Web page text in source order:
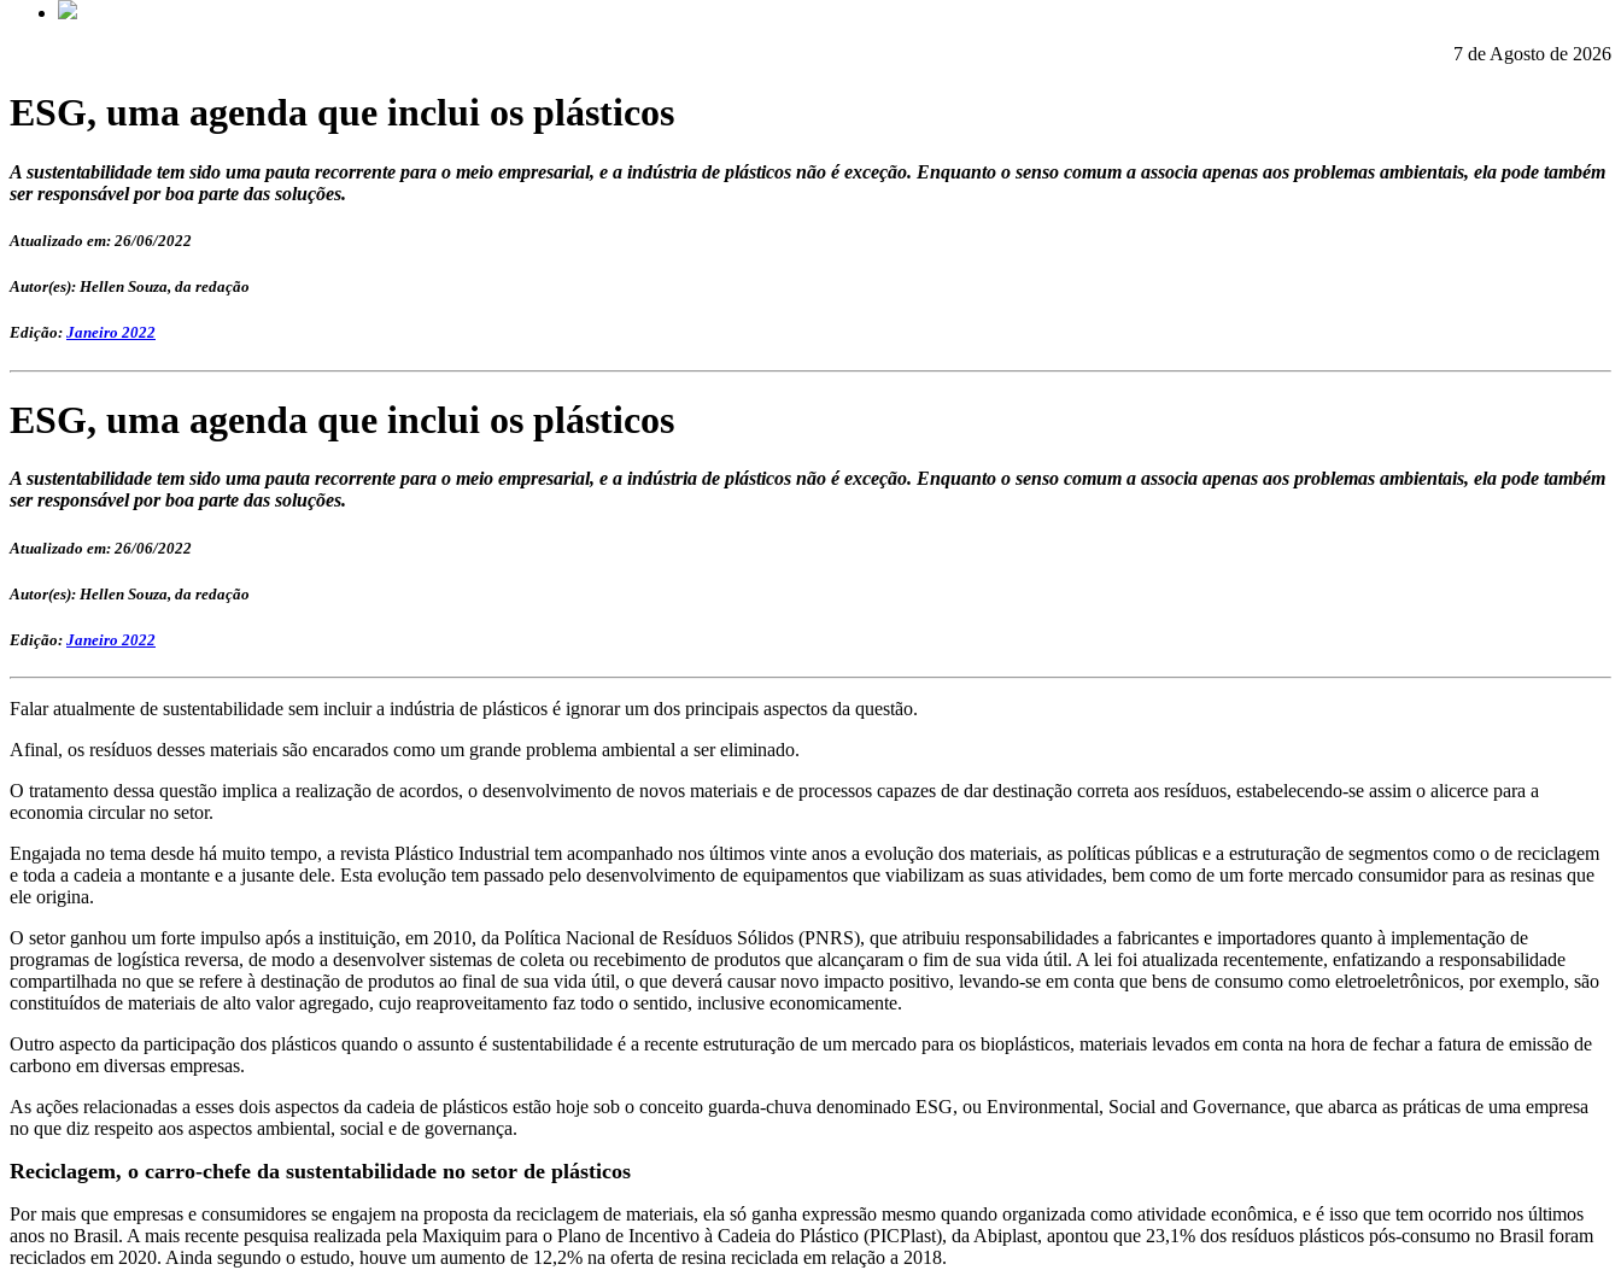
7 de Agosto de 2026
ESG, uma agenda que inclui os plásticos
A sustentabilidade tem sido uma pauta recorrente para o meio empresarial, e a indústria de plásticos não é exceção. Enquanto o senso comum a associa apenas aos problemas ambientais, ela pode também
ser responsável por boa parte das soluções.
Atualizado em: 26/06/2022
Autor(es): Hellen Souza, da redação
Edição: Janeiro 2022
ESG, uma agenda que inclui os plásticos
A sustentabilidade tem sido uma pauta recorrente para o meio empresarial, e a indústria de plásticos não é exceção. Enquanto o senso comum a associa apenas aos problemas ambientais, ela pode também
ser responsável por boa parte das soluções.
Atualizado em: 26/06/2022
Autor(es): Hellen Souza, da redação
Edição: Janeiro 2022
Falar atualmente de sustentabilidade sem incluir a indústria de plásticos é ignorar um dos principais aspectos da questão.
Afinal, os resíduos desses materiais são encarados como um grande problema ambiental a ser eliminado.
O tratamento dessa questão implica a realização de acordos, o desenvolvimento de novos materiais e de processos capazes de dar destinação correta aos resíduos, estabelecendo-se assim o alicerce para a
economia circular no setor.
Engajada no tema desde há muito tempo, a revista Plástico Industrial tem acompanhado nos últimos vinte anos a evolução dos materiais, as políticas públicas e a estruturação de segmentos como o de reciclagem
e toda a cadeia a montante e a jusante dele. Esta evolução tem passado pelo desenvolvimento de equipamentos que viabilizam as suas atividades, bem como de um forte mercado consumidor para as resinas que
ele origina.
O setor ganhou um forte impulso após a instituição, em 2010, da Política Nacional de Resíduos Sólidos (PNRS), que atribuiu responsabilidades a fabricantes e importadores quanto à implementação de
programas de logística reversa, de modo a desenvolver sistemas de coleta ou recebimento de produtos que alcançaram o fim de sua vida útil. A lei foi atualizada recentemente, enfatizando a responsabilidade
compartilhada no que se refere à destinação de produtos ao final de sua vida útil, o que deverá causar novo impacto positivo, levando-se em conta que bens de consumo como eletroeletrônicos, por exemplo, são
constituídos de materiais de alto valor agregado, cujo reaproveitamento faz todo o sentido, inclusive economicamente.
Outro aspecto da participação dos plásticos quando o assunto é sustentabilidade é a recente estruturação de um mercado para os bioplásticos, materiais levados em conta na hora de fechar a fatura de emissão de
carbono em diversas empresas.
As ações relacionadas a esses dois aspectos da cadeia de plásticos estão hoje sob o conceito guarda-chuva denominado ESG, ou Environmental, Social and Governance, que abarca as práticas de uma empresa
no que diz respeito aos aspectos ambiental, social e de governança.
Reciclagem, o carro-chefe da sustentabilidade no setor de plásticos
Por mais que empresas e consumidores se engajem na proposta da reciclagem de materiais, ela só ganha expressão mesmo quando organizada como atividade econômica, e é isso que tem ocorrido nos últimos
anos no Brasil. A mais recente pesquisa realizada pela Maxiquim para o Plano de Incentivo à Cadeia do Plástico (PICPlast), da Abiplast, apontou que 23,1% dos resíduos plásticos pós-consumo no Brasil foram
reciclados em 2020. Ainda segundo o estudo, houve um aumento de 12,2% na oferta de resina reciclada em relação a 2018.